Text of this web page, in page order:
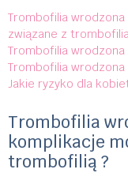
Trombofilia
związane z
Trombofilia
Trombofilia
Jakie ryzyko dla
Trombofilia
komplikacje
trombofilią ?